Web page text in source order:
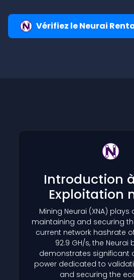
Vérifiez le Neurai
Introduction
Exploitation
Mining Neurai (XNA) plays
maintaining and securing
current network hashrate
92.9 GH/s, the Neurai
demonstrates significant
power dedicated to
and securing the